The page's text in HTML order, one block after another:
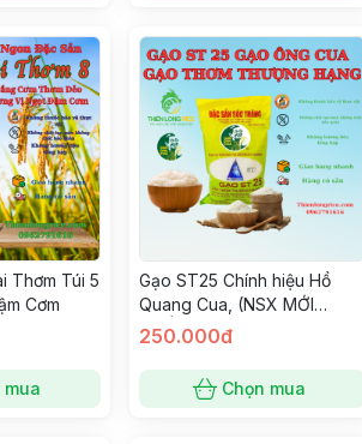
Thơm Túi 5
Cơm
mua
Gạo ST25 Chính hiệu Hồ
Quang Cua, (NSX MỚI
NHẤT) Gạo ngon nhất thế
250.000đ
Chọn mua